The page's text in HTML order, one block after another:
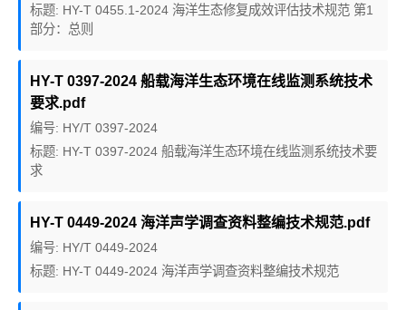
标题: HY-T 0455.1-2024 海洋生态修复成效评估技术规范 第1
部分：总则
HY-T 0397-2024 船载海洋生态环境在线监测系统技术
要求.pdf
编号: HY/T 0397-2024
标题: HY-T 0397-2024 船载海洋生态环境在线监测系统技术要
求
HY-T 0449-2024 海洋声学调查资料整编技术规范.pdf
编号: HY/T 0449-2024
标题: HY-T 0449-2024 海洋声学调查资料整编技术规范